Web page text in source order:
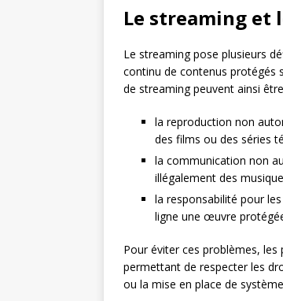
Le streaming et
Le streaming pose plusieurs
continu de contenus protégés
de streaming peuvent ainsi
la reproduction non
des films ou des séries
la communication non
illégalement des
la responsabilité pour
ligne une œuvre
Pour éviter ces problèmes,
permettant de respecter les
ou la mise en place de